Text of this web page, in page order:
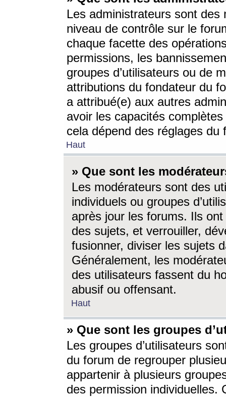
Les administrateurs sont
niveau de contrôle sur le
chaque facette des
permissions, les
groupes d’utilisateurs ou de
attributions du fondateur du
a attribué(e) aux autres
avoir les capacités
cela dépend des réglages du
Haut
» Que sont les
Les modérateurs sont des
individuels ou groupes
après jour les forums. Ils ont
des sujets, et verrouiller,
fusionner, diviser les sujets
Généralement, les
des utilisateurs fassent du
abusif ou offensant.
Haut
» Que sont les groupes
Les groupes d’utilisateurs
du forum de regrouper
appartenir à plusieurs
des permission individuelles.